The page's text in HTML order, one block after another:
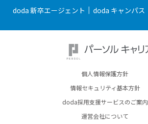
doda 新卒エージェント
doda キャンパス
個人情報保護方針
情報セキュリティ基本方針
doda採用支援サービスのご案内
運営会社について